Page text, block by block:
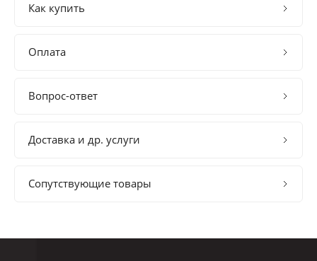
Как купить
Оплата
Вопрос-ответ
Доставка и др. услуги
Сопутствующие товары